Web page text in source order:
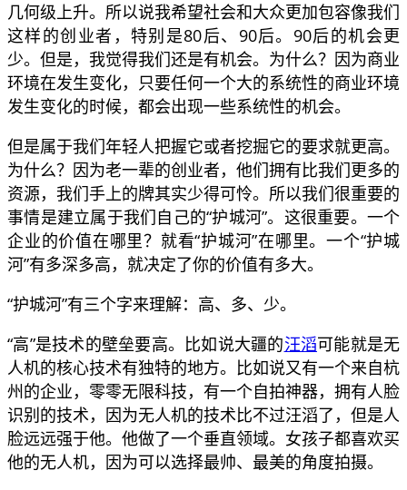
几何级上升。所以说我希望社会和大众更加包容像我们
这样的创业者，特别是80后、90后。90后的机会更
少。但是，我觉得我们还是有机会。为什么？因为商业
环境在发生变化，只要任何一个大的系统性的商业环境
发生变化的时候，都会出现一些系统性的机会。
但是属于我们年轻人把握它或者挖掘它的要求就更高。
为什么？因为老一辈的创业者，他们拥有比我们更多的
资源，我们手上的牌其实少得可怜。所以我们很重要的
事情是建立属于我们自己的“护城河”。这很重要。一个
企业的价值在哪里？就看“护城河”在哪里。一个“护城
河”有多深多高，就决定了你的价值有多大。
“护城河”有三个字来理解：高、多、少。
“高”是技术的壁垒要高。比如说大疆的汪滔可能就是无
人机的核心技术有独特的地方。比如说又有一个来自杭
州的企业，零零无限科技，有一个自拍神器，拥有人脸
识别的技术，因为无人机的技术比不过汪滔了，但是人
脸远远强于他。他做了一个垂直领域。女孩子都喜欢买
他的无人机，因为可以选择最帅、最美的角度拍摄。